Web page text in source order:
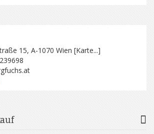
15, A-1070 Wien [Karte...]